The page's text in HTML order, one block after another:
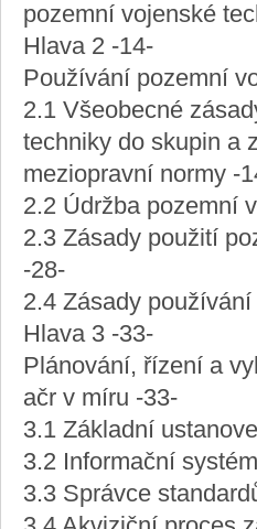
pozemní vojenské
Hlava 2 -14-
Používání pozemní
2.1 Všeobecné
techniky do skupin a
meziopravní normy -
2.2 Údržba pozemní
2.3 Zásady použití
-28-
2.4 Zásady
Hlava 3 -33-
Plánování, řízení a
ačr v míru -33-
3.1 Základní
3.2 Informační
3.3 Správce